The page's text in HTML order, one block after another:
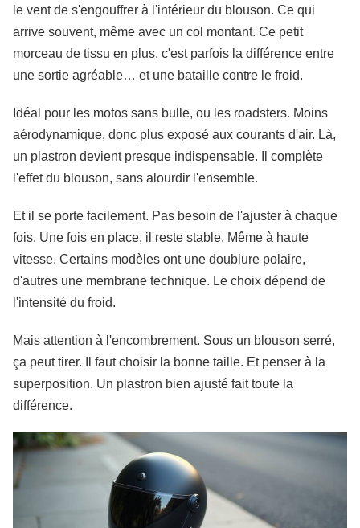
le vent de s'engouffrer à l'intérieur du blouson. Ce qui
arrive souvent, même avec un col montant. Ce petit
morceau de tissu en plus, c'est parfois la différence entre
une sortie agréable… et une bataille contre le froid.
Idéal pour les motos sans bulle, ou les roadsters. Moins
aérodynamique, donc plus exposé aux courants d'air. Là,
un plastron devient presque indispensable. Il complète
l'effet du blouson, sans alourdir l'ensemble.
Et il se porte facilement. Pas besoin de l'ajuster à chaque
fois. Une fois en place, il reste stable. Même à haute
vitesse. Certains modèles ont une doublure polaire,
d'autres une membrane technique. Le choix dépend de
l'intensité du froid.
Mais attention à l'encombrement. Sous un blouson serré,
ça peut tirer. Il faut choisir la bonne taille. Et penser à la
superposition. Un plastron bien ajusté fait toute la
différence.